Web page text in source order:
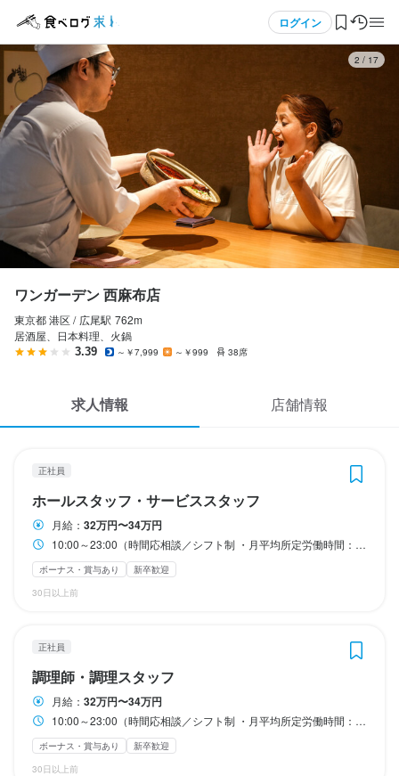
ログイン
ログイン・無料会員登録
食べログ求人TOP
求人検索
マイページ管理
気になる求人
検索履歴・保存した条件
応募履歴
ヘルプ・お問い合わせフォーム
掲載をご検討の店舗様へ
企業情報
3 / 17
ワンガーデン 西麻布店
東京都 港区 / 広尾駅 762m
居酒屋、日本料理、火鍋
3.39 ～￥7,999 ～￥999 38席
求人情報 店舗情報
正社員
ホールスタッフ・サービススタッフ
月給： 32万円〜34万円
10:00～23:00（時間応相談／シフト制 ・月平均所定労働時間：200時間 ・休憩時間：2.5時～3.0時 ・時間外労働：あり（月平均20時間）
ボーナス・賞与あり
新卒歓迎
30日以上前
正社員
調理師・調理スタッフ
月給： 32万円〜34万円
10:00～23:00（時間応相談／シフト制 ・月平均所定労働時間：200時間 ・休憩時間：2.5時～3.0時 ・時間外労働：あり（月平均20時間）
ボーナス・賞与あり
新卒歓迎
30日以上前
正社員 ワンガーデン 西麻布店
ホールスタッフ・サービススタッフ
ホールスタッフ・サービススタッフ
月給322,578円〜349,652円
ボーナス・賞与あり 昇給あり 交通費支給
試用期間
固定残業代
87,578円～114,652円（45時間）相当分を含む（超過分は別途支
給）
勤務時間
・月平均所定労働時間：200時間
・休憩時間：2.5時～3.0時
・時間外労働：あり（月平均20時間）
終電考慮あり
休日・休暇
・夏季休暇
・年末年始休暇
・有給休暇
・慶弔休暇
・産前産後育児休暇
応募画面へ進む
正社員 ワンガーデン 西麻布店
調理師・調理スタッフ
調理師・調理スタッフ
月給322,578円〜349,652円
ボーナス・賞与あり 昇給あり 交通費支給
試用期間
固定残業代
87,578円～114,652円（45時間）相当分を含む（超過分は別途支
給）
勤務時間
・月平均所定労働時間：200時間
・休憩時間：2.5時～3.0時
・時間外労働：あり（月平均20時間）
終電考慮あり
休日・休暇
・夏季休暇
・年末年始休暇
・有給休暇
・慶弔休暇
・産前産後育児休暇
応募画面へ進む